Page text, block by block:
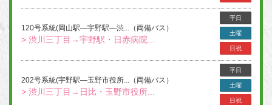
120号系統(岡山駅―宇野駅―渋...（両備バス）
> 渋川三丁目→宇野駅・日赤病院...
平日
土曜
日祝
202号系統(宇野駅―玉野市役所...（両備バス）
> 渋川三丁目→日比・玉野市役所...
平日
土曜
日祝